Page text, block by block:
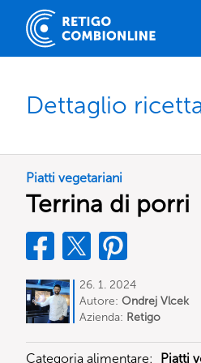
Dettaglio
Piatti vegetariani
Terrina di porri
26. 1. 2024
Autore: Ondrej Vlcek
Azienda: Retigo
Categoria alimentare: Piatti